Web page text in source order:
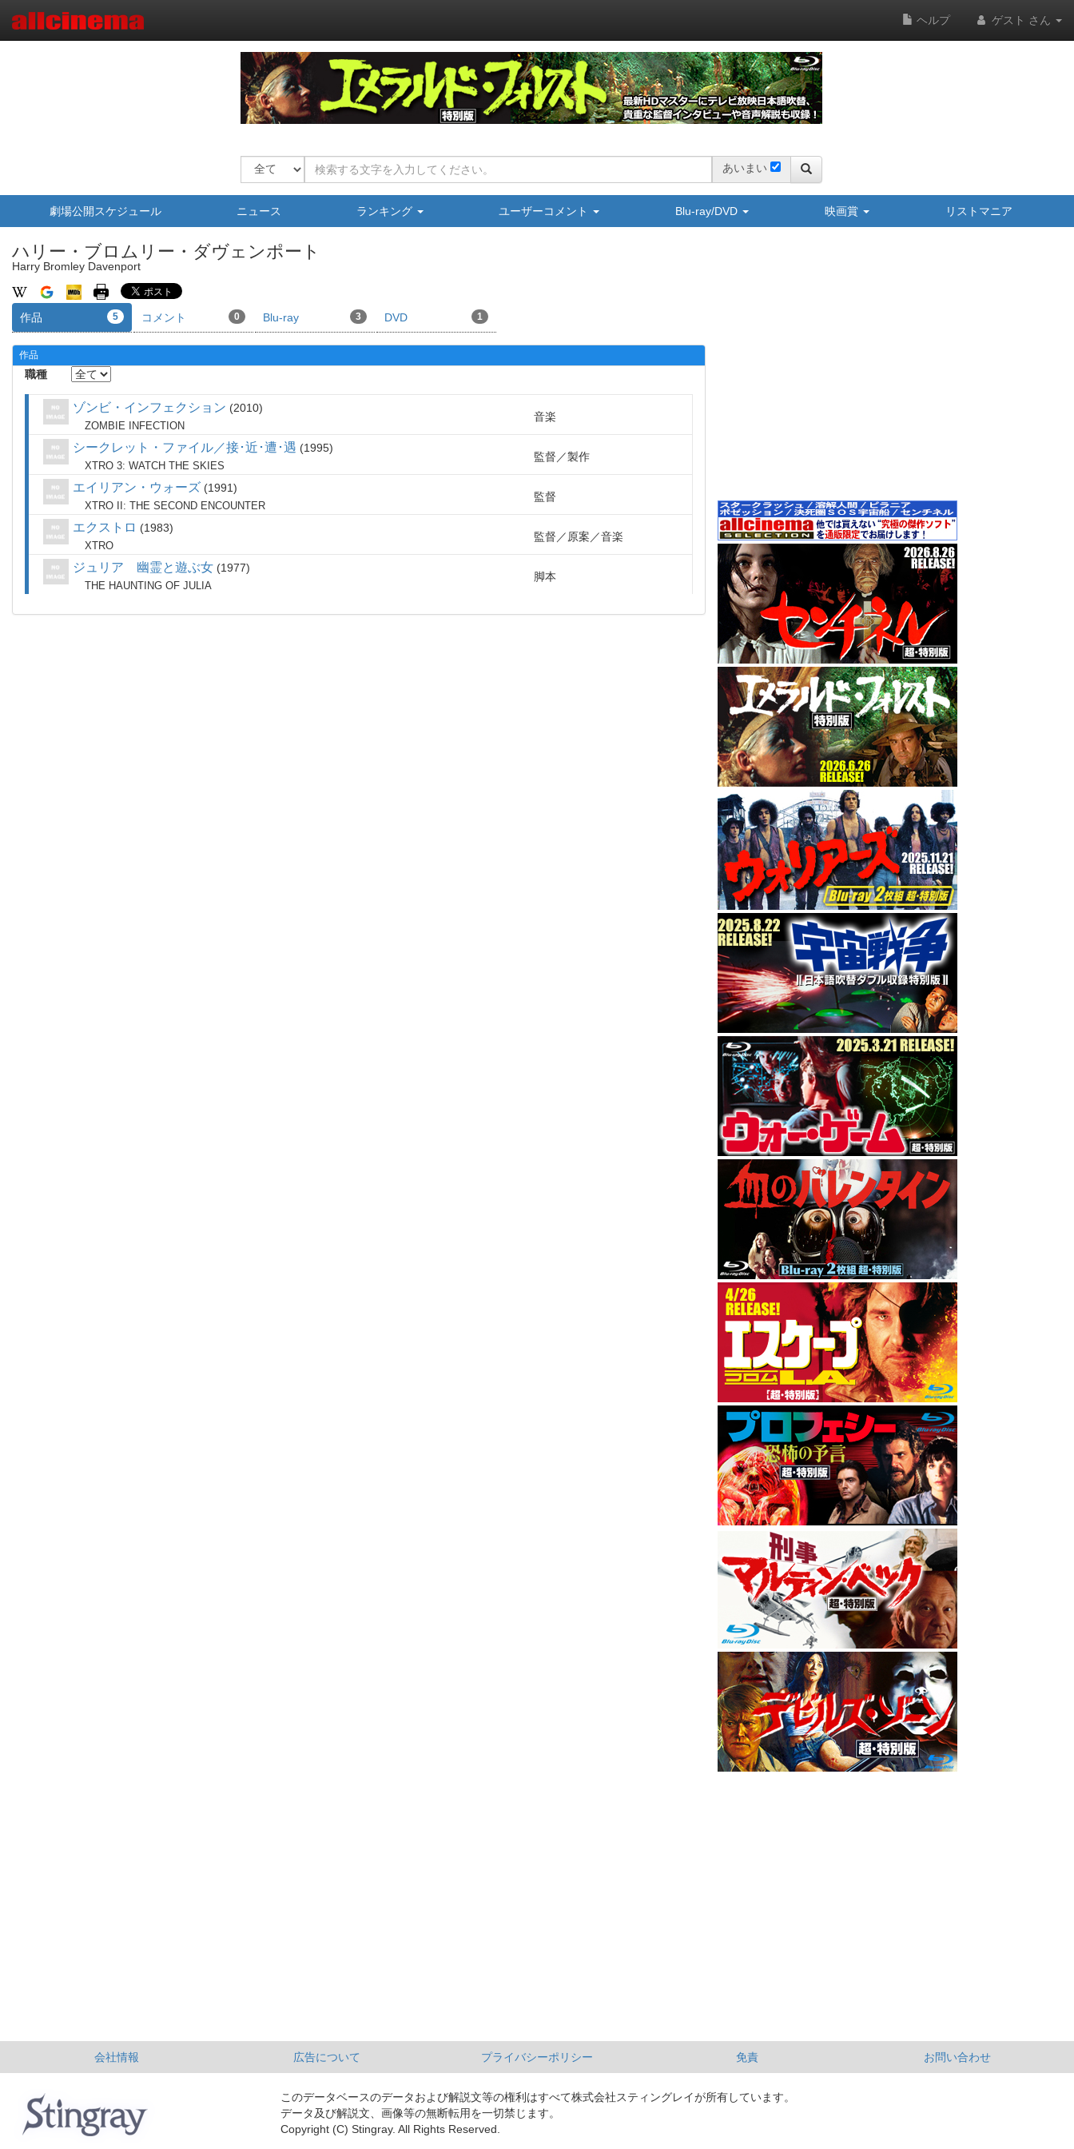
ヘルプ ゲスト さん
あいまい
劇場公開スケジュール ニュース ランキング ユーザーコメント Blu-ray/DVD 映画賞 リストマニア
ハリー・ブロムリー・ダヴェンポート
Harry Bromley Davenport
作品 5 コメント 0 Blu-ray 3 DVD 1
作品
職種
ゾンビ・インフェクション 2010
ZOMBIE INFECTION
音楽
シークレット・ファイル／接･近･遭･遇 1995
XTRO 3: WATCH THE SKIES
監督 製作
エイリアン・ウォーズ 1991
XTRO II: THE SECOND ENCOUNTER
監督
エクストロ 1983
XTRO
監督 原案 音楽
ジュリア 幽霊と遊ぶ女 1977
THE HAUNTING OF JULIA
脚本
会社情報 広告について プライバシーポリシー 免責 お問い合わせ
このデータベースのデータおよび解説文等の権利はすべて株式会社スティングレイが所有しています。
データ及び解説文、画像等の無断転用を一切禁じます。
Copyright (C) Stingray. All Rights Reserved.